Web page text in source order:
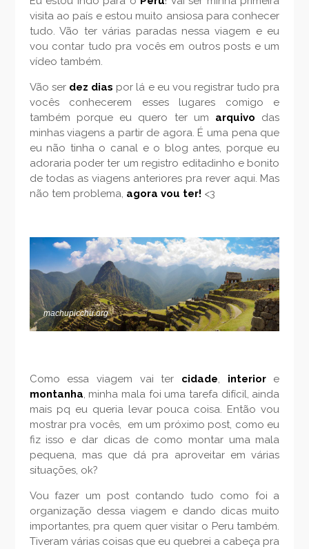
visita ao país e estou muito ansiosa para conhecer
tudo. Vão ter várias paradas nessa viagem e eu
vou contar tudo pra vocês em outros posts e um
vídeo também.
Vão ser dez dias por lá e eu vou registrar tudo pra
vocês conhecerem esses lugares comigo e
também porque eu quero ter um arquivo das
minhas viagens a partir de agora. É uma pena que
eu não tinha o canal e o blog antes, porque eu
adoraria poder ter um registro editadinho e bonito
de todas as viagens anteriores pra rever aqui. Mas
não tem problema, agora vou ter! <3
machupicchu.org
Como essa viagem vai ter cidade, interiore
montanha, minha mala foi uma tarefa difícil, ainda
mais pq eu queria levar pouca coisa. Então vou
mostrar pra vocês, em um próximo post, como eu
fiz isso e dar dicas de como montar uma mala
pequena, mas que dá pra aproveitar em várias
situações, ok?
Vou fazer um post contando tudo como foi a
organização dessa viagem e dando dicas muito
importantes, pra quem quer visitar o Peru também.
Tiveram várias coisas que eu quebrei a cabeça pra